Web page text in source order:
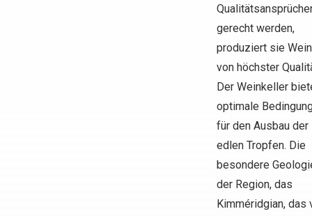
gerecht werden,
produziert sie
von höchster
Der Weinkeller
optimale
für den Ausbau der
edlen Tropfen. Die
besondere
der Region, das
Kimméridgian, das